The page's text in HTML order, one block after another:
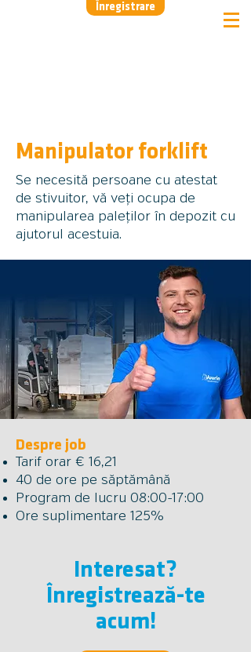
Înregistrare
Manipulator forklift
Se necesită persoane cu atestat
de stivuitor, vă veți ocupa de
manipularea paleților în depozit cu
ajutorul acestuia.
Despre job
Tarif orar € 16,21
40 de ore pe săptămână
Program de lucru 08:00-17:00
Ore suplimentare 125%
Interesat?
Înregistrează-te
acum!